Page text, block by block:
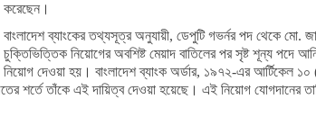
করেছেন।
বাংলাদেশ ব্যাংকের তথ্যসূত্র অনুযায়ী, ডেপুটি গভর্নর পদ থেকে মো.
চুক্তিভিত্তিক নিয়োগের অবশিষ্ট মেয়াদ বাতিলের পর সৃষ্ট শূন্য পদে
নিয়োগ দেওয়া হয়। বাংলাদেশ ব্যাংক অর্ডার, ১৯৭২-এর আর্টিকেল ১০
তাঁকে এই দায়িত্ব দেওয়া হয়েছে। এই নিয়োগ যোগদানের